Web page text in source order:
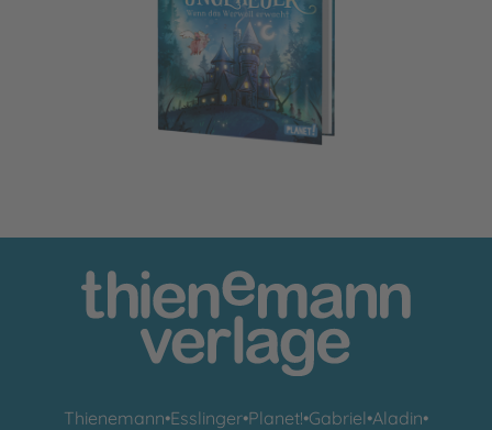
Thienemann•Esslinger•Planet!•Gabriel•Aladin•